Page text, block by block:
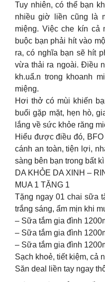
Tuy nhiên, có thể bạn
nhiều giờ liền cũng là
miệng. Việc che kín cả
buộc bạn phải hít vào
ra, có nghĩa bạn sẽ hít
vừa thải ra ngoài. Điều
kh.uẩ.n trong khoanh
miệng.
Hơi thở có mùi khiến
buổi gặp mặt, hẹn hò,
lắng về sức khỏe răng
Hiểu được điều đó,
cánh an toàn, tiện lợi,
sàng bên bạn trong bất
DA KHỎE DA XINH –
MUA 1 TẶNG 1
Tặng ngay 01 chai sữa
trắng sáng, ẩm mịn khi
– Sữa tắm gia đình
– Sữa tắm gia đình
– Sữa tắm gia đình
Sạch khoẻ, tiết kiệm, cả
Săn deal liền tay ngay